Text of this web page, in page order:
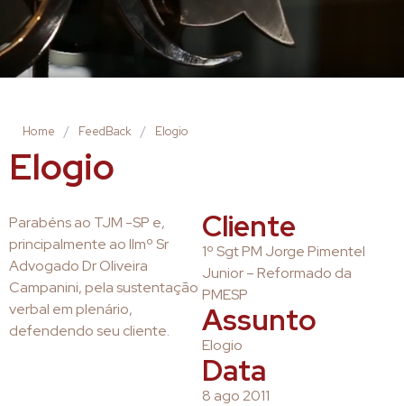
Home / FeedBack / Elogio
Elogio
Parabéns ao TJM -SP e,
principalmente ao Ilmº Sr
Advogado Dr Oliveira
Campanini, pela sustentação
verbal em plenário,
defendendo seu cliente.
Cliente
1º Sgt PM Jorge Pimentel
Junior – Reformado da
PMESP
Assunto
Elogio
Data
8 ago 2011